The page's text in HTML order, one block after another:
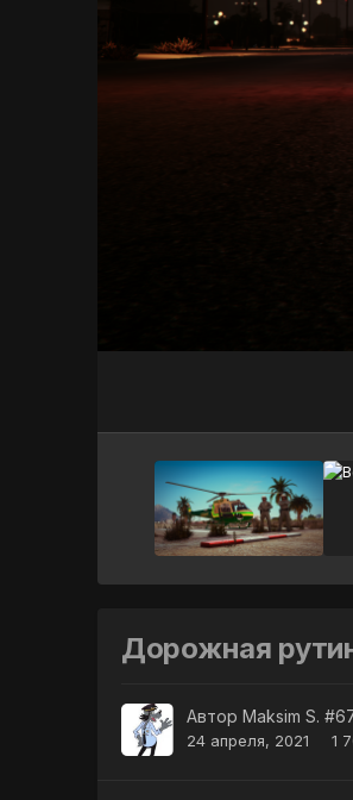
Дорожная
АвторMaksim S.
24 апреля, 2021 1